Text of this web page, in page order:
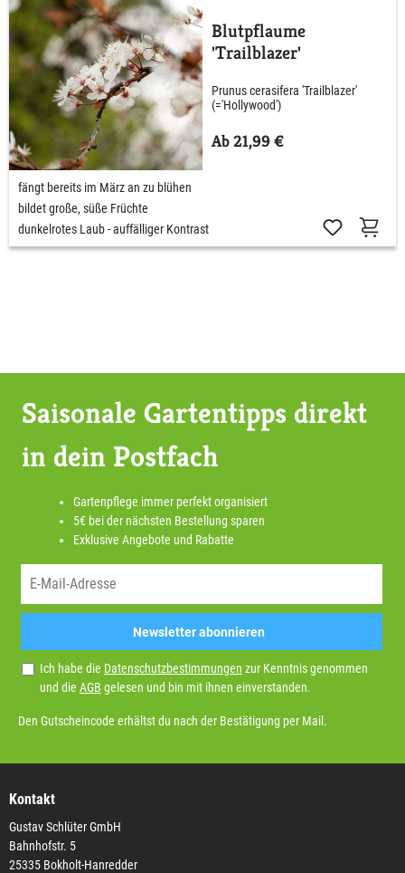
Blutpflaume
'Trailblazer'
Prunus cerasifera 'Trailblazer'
(='Hollywood')
Ab 21,99 €
fängt bereits im März an zu blühen
bildet große, süße Früchte
dunkelrotes Laub - auffälliger Kontrast
Saisonale Gartentipps direkt
in dein Postfach
Gartenpflege immer perfekt organisiert
5€ bei der nächsten Bestellung sparen
Exklusive Angebote und Rabatte
Newsletter abonnieren
Ich habe die Datenschutzbestimmungen zur Kenntnis genommen
und die AGB gelesen und bin mit ihnen einverstanden.
Den Gutscheincode erhältst du nach der Bestätigung per Mail.
Kontakt
Gustav Schlüter GmbH
Bahnhofstr. 5
25335 Bokholt-Hanredder